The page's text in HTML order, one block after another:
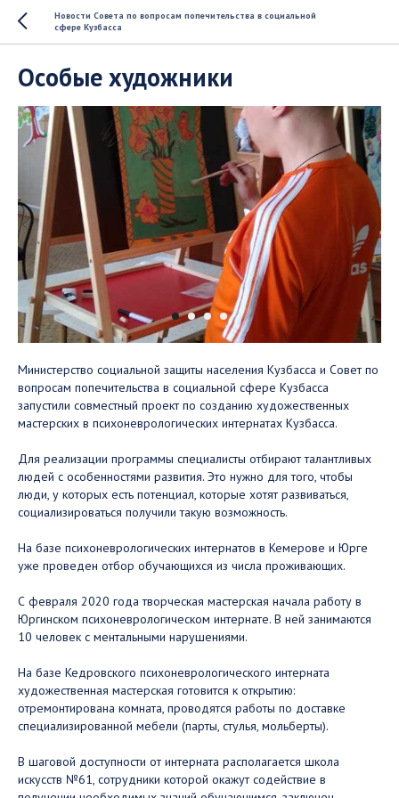
Новости Совета по вопросам попечительства в социальной
сфере Кузбасса
Особые художники
Министерство социальной защиты населения Кузбасса и Совет по
вопросам попечительства в социальной сфере Кузбасса
запустили совместный проект по созданию художественных
мастерских в психоневрологических интернатах Кузбасса.
Для реализации программы специалисты отбирают талантливых
людей с особенностями развития. Это нужно для того, чтобы
люди, у которых есть потенциал, которые хотят развиваться,
социализироваться получили такую возможность.
На базе психоневрологических интернатов в Кемерове и Юрге
уже проведен отбор обучающихся из числа проживающих.
С февраля 2020 года творческая мастерская начала работу в
Юргинском психоневрологическом интернате. В ней занимаются
10 человек с ментальными нарушениями.
На базе Кедровского психоневрологического интерната
художественная мастерская готовится к открытию:
отремонтирована комната, проводятся работы по доставке
специализированной мебели (парты, стулья, мольберты).
В шаговой доступности от интерната располагается школа
искусств №61, сотрудники которой окажут содействие в